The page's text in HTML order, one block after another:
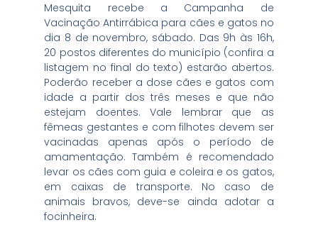
Mesquita recebe a Campanha de
Vacinação Antirrábica para cães e gatos no
dia 8 de novembro, sábado. Das 9h às 16h,
20 postos diferentes do município (confira a
listagem no final do texto) estarão abertos.
Poderão receber a dose cães e gatos com
idade a partir dos três meses e que não
estejam doentes. Vale lembrar que as
fêmeas gestantes e com filhotes devem ser
vacinadas apenas após o período de
amamentação. Também é recomendado
levar os cães com guia e coleira e os gatos,
em caixas de transporte. No caso de
animais bravos, deve-se ainda adotar a
focinheira.